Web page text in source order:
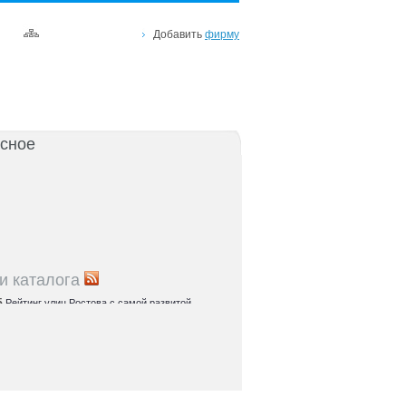
Добавить фирму
каталога
Рейтинг улиц Ростова с самой развитой